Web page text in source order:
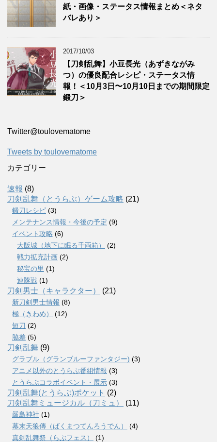
紙・画像・ステータス情報まとめ＜ネタ
バレあり＞
2017/10/03
【刀剣乱舞】小豆長光（あずきながみ
つ）の優良配合レシピ・ステータス情
報！＜10月3日〜10月10日までの期間限定
鍛刀＞
Twitter‎@toulovematome
Tweets by toulovematome
カテゴリー
速報 (8)
刀剣乱舞（とうらぶ）ゲーム攻略 (21)
鍛刀レシピ (3)
メンテナンス情報・今後の予定 (9)
イベント攻略 (6)
大阪城（地下に眠る千両箱）
(2)
戦力拡充計画 (2)
秘宝の里 (1)
連隊戦 (1)
刀剣男士（キャラクター） (21)
新刀剣男士情報 (8)
極（きわめ）
(12)
短刀 (2)
脇差 (5)
刀剣乱舞 (9)
グラブル（グランブルーファンタジー) (3)
アニメ以外のとうらぶ番組情報 (3)
とうらぶコラボイベント・展示 (3)
刀剣乱舞(とうらぶ)ポケット (2)
刀剣乱舞ミュージカル（刀ミュ）
(11)
嚴島神社 (1)
幕末天狼傳（ばくまつてんろうでん）
(4)
真剣乱舞祭（らぶフェス）
(1)